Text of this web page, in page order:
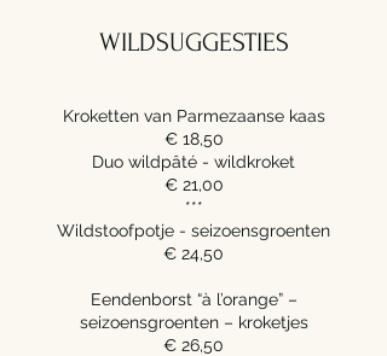
WILDSUGGESTIES
Kroketten van Parmezaanse kaas
€ 18,50
Duo wildpâté - wildkroket
€ 21,00
***
Wildstoofpotje - seizoensgroenten
€ 24,50
Eendenborst “à l’orange” –
seizoensgroenten – kroketjes
€ 26,50